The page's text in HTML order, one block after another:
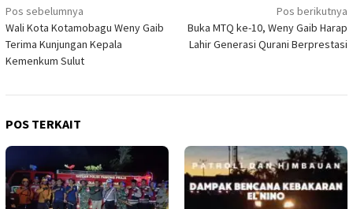
Navigasi
pos
Pos sebelumnya
Wali Kota Kotamobagu Weny Gaib
Terima Kunjungan Kepala
Kemenkum Sulut
Pos berikutnya
Buka MTQ ke-10, Weny Gaib Harap
Lahir Generasi Qurani Berprestasi
POS TERKAIT